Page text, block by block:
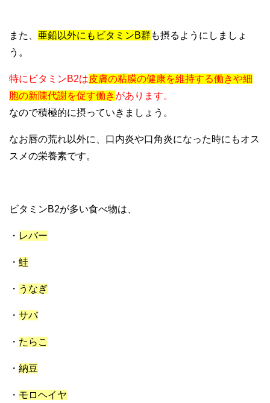
また、 亜鉛以外にもビタミンB群も摂るようにしましょ
う。
特にビタミンB2は皮膚の粘膜の健康を維持する働きや細
胞の新陳代謝を促す働き があります。
なので積極的に摂っていきましょう。
なお唇の荒れ以外に、口内炎や口角炎になった時にもオス
スメの栄養素です。
ビタミンB2が多い食べ物は、
・ レバー
・ 鮭
・ うなぎ
・ サバ
・ たらこ
・ 納豆
・ モロヘイヤ